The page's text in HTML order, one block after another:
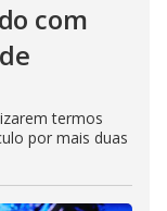
com
termos
por mais duas